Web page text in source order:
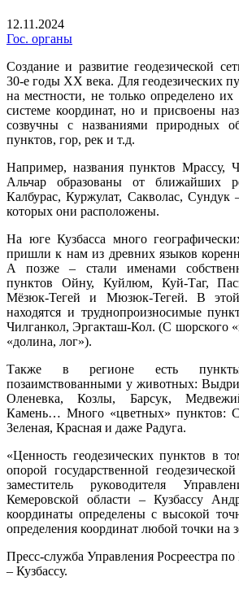
12.11.2024
Гос. органы
Создание и развитие геодезической
30-е годы XX века. Для геодезических
на местности, не только определено
системе координат, но и присвоены
созвучны с названиями природных
пунктов, гор, рек и т.д.
Например, названия пунктов Мрассу,
Альчар образованы от ближайших
Калбурас, Куржулат, Сакволас, Сундук
которых они расположены.
На юге Кузбасса много
пришли к нам из древних языков
А позже – стали именами
пунктов Ойну, Куйлюм, Куй-Таг,
Мёзюк-Тегей и Мюзюк-Тегей. В
находятся и труднопроизносимые
Чилганкол, Эргакташ-Кол. (С шорского
«долина, лог»).
Также в регионе есть
позаимствованными у животных:
Оленевка, Козлы, Барсук,
Камень… Много «цветных» пунктов:
Зеленая, Красная и даже Радуга.
«Ценность геодезических пунктов в
опорой государственной
заместитель руководителя
Кемеровской области – Кузбассу
координаты определены с высокой
определения координат любой точки на
Пресс-служба Управления Росреестра по
– Кузбассу.